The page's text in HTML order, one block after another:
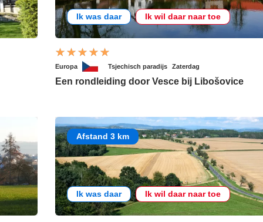
Ik was daar Ik wil daar naar toe
Europa Tsjechisch paradijs Zaterdag
Een rondleiding door Vesce bij Libošovice
Afstand 3 km
Ik was daar Ik wil daar naar toe